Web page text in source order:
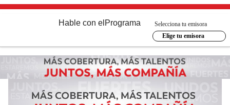
Hable con el Programa
Selecciona tu emisora
Elige tu emisora